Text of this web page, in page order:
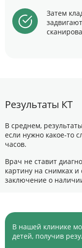
Затем
Результаты КТ
В среднем,
если нужно какое-то
часов.
Врач не ставит
картину на снимках и
заключение о
В нашей клинике
детей, получив